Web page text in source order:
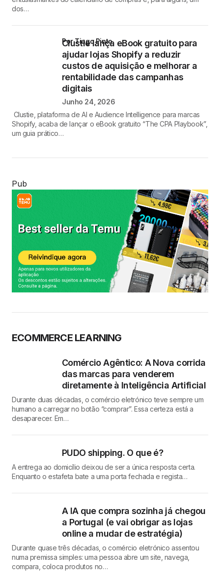
dos…
Clustie lança eBook gratuito para
ajudar lojas Shopify a reduzir
custos de aquisição e melhorar a
rentabilidade das campanhas
digitais
por Tiago Pinto
Junho 24, 2026
Clustie, plataforma de AI e Audience Intelligence para marcas
Shopify, acaba de lançar o eBook gratuito “The CPA Playbook”,
um guia prático…
Pub
ECOMMERCE LEARNING
Comércio Agêntico: A Nova corrida
das marcas para venderem
diretamente à Inteligência Artificial
Durante duas décadas, o comércio eletrónico teve sempre um
humano a carregar no botão “comprar”. Essa certeza está a
desaparecer. Em…
PUDO shipping. O que é?
A entrega ao domicílio deixou de ser a única resposta certa.
Enquanto o estafeta bate a uma porta fechada e regista…
A IA que compra sozinha já chegou
a Portugal (e vai obrigar as lojas
online a mudar de estratégia)
Durante quase três décadas, o comércio eletrónico assentou
numa premissa simples: uma pessoa abre um site, navega,
compara, coloca produtos no…